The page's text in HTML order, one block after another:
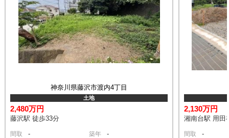
神奈川県藤沢市渡内4丁目
土地
2,480万円
藤沢駅 徒歩33分
間取 - 築年 -
2,130万円
湘南台駅 用田
間取 -